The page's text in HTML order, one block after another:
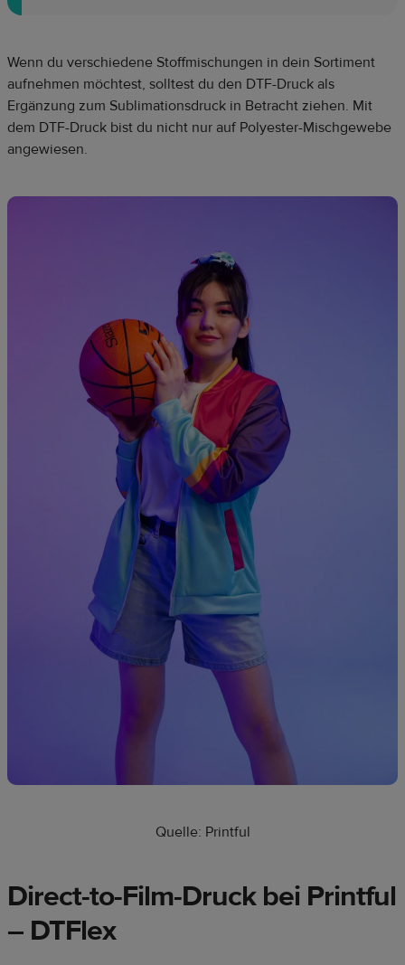
Wenn du verschiedene Stoffmischungen in dein Sortiment
aufnehmen möchtest, solltest du den DTF-Druck als
Ergänzung zum Sublimationsdruck in Betracht ziehen. Mit
dem DTF-Druck bist du nicht nur auf Polyester-Mischgewebe
angewiesen.
Quelle: Printful
Direct-to-Film-Druck bei Printful
– DTFlex